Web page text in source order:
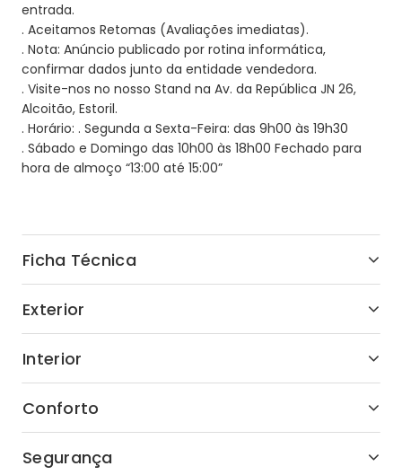
entrada.
. Aceitamos Retomas (Avaliações imediatas).
. Nota: Anúncio publicado por rotina informática,
confirmar dados junto da entidade vendedora.
. Visite-nos no nosso Stand na Av. da República JN 26,
Alcoitão, Estoril.
. Horário: . Segunda a Sexta-Feira: das 9h00 às 19h30
. Sábado e Domingo das 10h00 às 18h00 Fechado para
hora de almoço “13:00 até 15:00”
Ficha Técnica
Exterior
Interior
Conforto
Segurança